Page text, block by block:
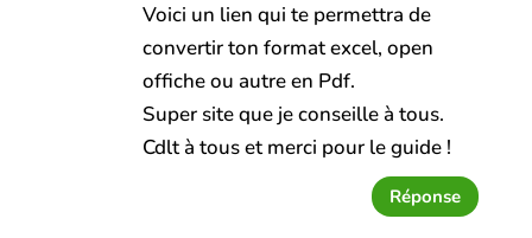
Voici un lien qui te permettra de
convertir ton format excel, open
offiche ou autre en Pdf.
Super site que je conseille à tous.
Cdlt à tous et merci pour le guide !
Réponse